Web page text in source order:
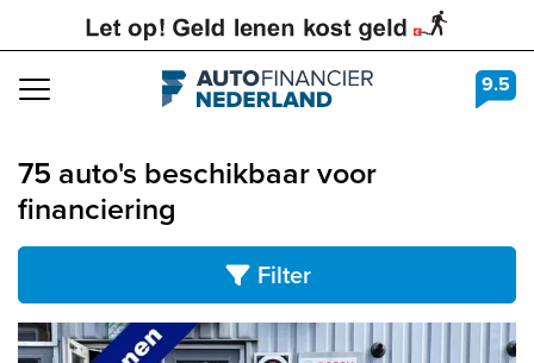
Navigation 9.5
75 auto's beschikbaar voor
financiering
Filter